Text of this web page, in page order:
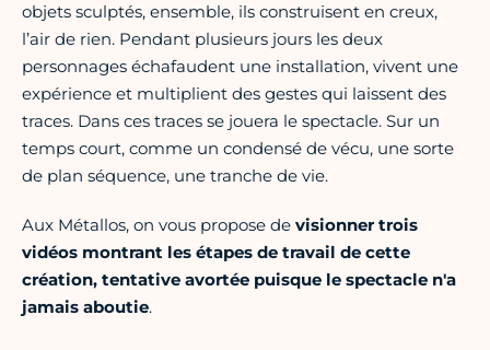
objets sculptés, ensemble, ils construisent en creux,
l’air de rien. Pendant plusieurs jours les deux
personnages échafaudent une installation, vivent une
expérience et multiplient des gestes qui laissent des
traces. Dans ces traces se jouera le spectacle. Sur un
temps court, comme un condensé de vécu, une sorte
de plan séquence, une tranche de vie.
Aux Métallos, on vous propose de visionner trois
vidéos montrant les étapes de travail de cette
création, tentative avortée puisque le spectacle n'a
jamais aboutie.